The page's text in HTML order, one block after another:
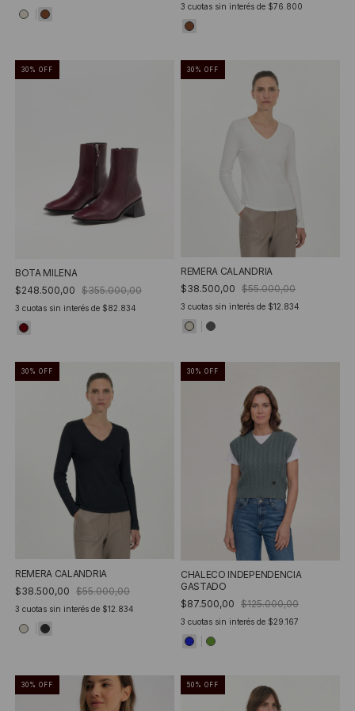
3 cuotas sin interés de $76.800
30 % OFF
BOTA MILENA
$248.500,00 $355.000,00
3 cuotas sin interés de $82.834
30 % OFF
REMERA CALANDRIA
$38.500,00 $55.000,00
3 cuotas sin interés de $12.834
30 % OFF
REMERA CALANDRIA
$38.500,00 $55.000,00
3 cuotas sin interés de $12.834
30 % OFF
CHALECO INDEPENDENCIA
GASTADO
$87.500,00 $125.000,00
3 cuotas sin interés de $29.167
30 % OFF 50 % OFF